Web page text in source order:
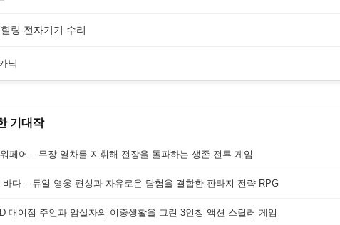
링 전자기기 수리
닉
기대작
페어 – 무장 열차를 지휘해 전장을 돌파하는 생존 전투 게임
바다 – 듀얼 영웅 편성과 자유로운 탐험을 결합한 판타지 전략 RPG
대여점 주인과 암살자의 이중생활을 그린 3인칭 액션 스릴러 게임